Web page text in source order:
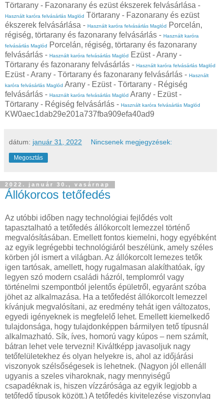
Törtarany - Fazonarany és ezüst ékszerek felvásárlása -
Használt karóra felvásárlás Maglód Törtarany - Fazonarany és ezüst
ékszerek felvásárlása - Használt karóra felvásárlás Maglód
Porcelán,
régiség, törtarany és fazonarany felvásárlás - Használt karóra
felvásárlás Maglód
Porcelán, régiség, törtarany és fazonarany
felvásárlás - Használt karóra felvásárlás Maglód
Ezüst - Arany -
Törtarany és fazonarany felvásárlás - Használt karóra felvásárlás Maglód
Ezüst - Arany - Törtarany és fazonarany felvásárlás - Használt
karóra felvásárlás Maglód Arany - Ezüst - Törtarany - Régiség
felvásárlás - Használt karóra felvásárlás Maglód Arany - Ezüst -
Törtarany - Régiség felvásárlás - Használt karóra felvásárlás Maglód
KW0aec1dab29e201a737fba909efa40ad9
dátum: január 31, 2022 Nincsenek megjegyzések:
Megosztás
2022. január 30., vasárnap
Állókorcos tetőfedés
Az utóbbi időben nagy technológiai fejlődés volt
tapasztalható a tetőfedés állókorcolt lemezzel történő
megvalósításában. Emellett fontos kiemelni, hogy egyébként
az egyik legrégebbi technológiáról beszélünk, amely széles
körben jól ismert a világban. Az állókorcolt lemezes tetők
igen tartósak, amellett, hogy rugalmasan alakíthatóak, így
legyen szó modern családi házról, templomról vagy
történelmi szempontból jelentős épületről, egyaránt szóba
jöhet az alkalmazása. Ha a tetőfedést állókorcolt lemezzel
kívánjuk megvalósítani, az eredmény tehát igen változatos,
egyedi igényeknek is megfelelő lehet. Emellett kiemelkedő
tulajdonsága, hogy tulajdonképpen bármilyen tető típusnál
alkalmazható. Sík, íves, homorú vagy kúpos – nem számít,
bátran lehet vele tervezni! Kiváltképp javasoljuk nagy
tetőfelületekhez és olyan helyekre is, ahol az időjárási
viszonyok szélsőségesek is lehetnek. (Nagyon jól ellenáll
ugyanis a szeles viharoknak, nagy mennyiségű
csapadéknak is, hiszen vízzárósága az egyik legjobb a
tetőfedő típusok között.) A tetőfedés kivitelezése viszonylag